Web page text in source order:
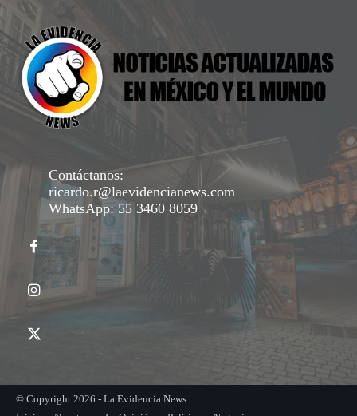
Contáctanos:
ricardo.r@laevidencianews.com
WhatsApp: 55 3460 8059
© Copyright 2026 - La Evidencia News